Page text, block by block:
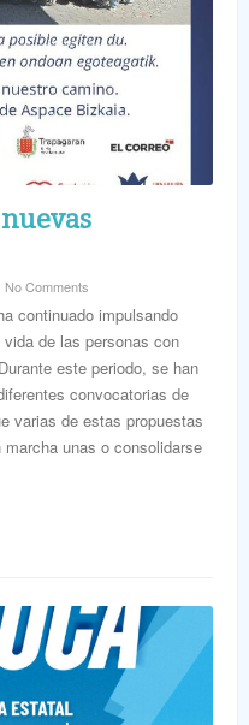
No Comments
continuado impulsando
de las personas con
este periodo, se han
convocatorias de
varias de estas propuestas
unas o consolidarse